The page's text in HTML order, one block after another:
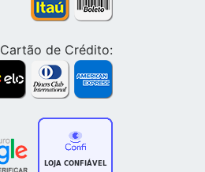
Cartão de Crédito: